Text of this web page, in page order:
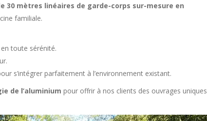
30 mètres linéaires de garde-corps sur-mesure en
familiale.
toute sérénité.
s’intégrer parfaitement à l’environnement existant.
de l’aluminium pour offrir à nos clients des ouvrages uniques